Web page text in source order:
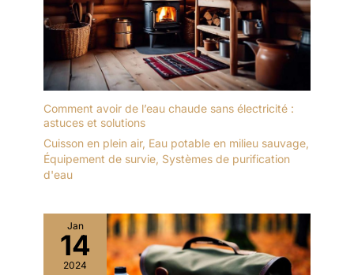
Comment avoir de l’eau chaude sans électricité :
astuces et solutions
Cuisson en plein air, Eau potable en milieu sauvage,
Équipement de survie, Systèmes de purification
d'eau
Jan
14
2024